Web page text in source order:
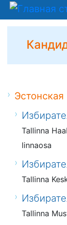
Tallinna
linnaosa
Tallinna
Tallinna